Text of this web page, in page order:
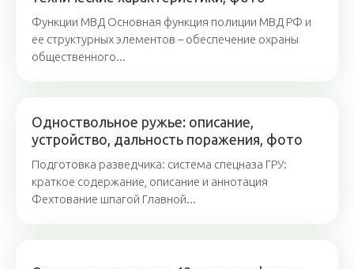
Функции МВД Основная функция полиции МВД РФ и
ее структурных элементов – обеспечение охраны
общественного...
Одноствольное ружье: описание,
устройство, дальность поражения, фото
Подготовка разведчика: система спецназа ГРУ:
краткое содержание, описание и аннотация
Фехтование шпагой Главной...